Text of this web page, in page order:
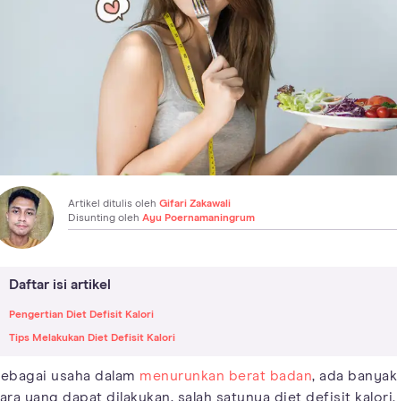
Artikel ditulis oleh Gifari Zakawali
Disunting oleh Ayu Poernamaningrum
Daftar isi artikel
Pengertian Diet Defisit Kalori
Tips Melakukan Diet Defisit Kalori
usaha dalam menurunkan berat badan, ada banyak
yang dapat dilakukan, salah satunya diet defisit kalori.